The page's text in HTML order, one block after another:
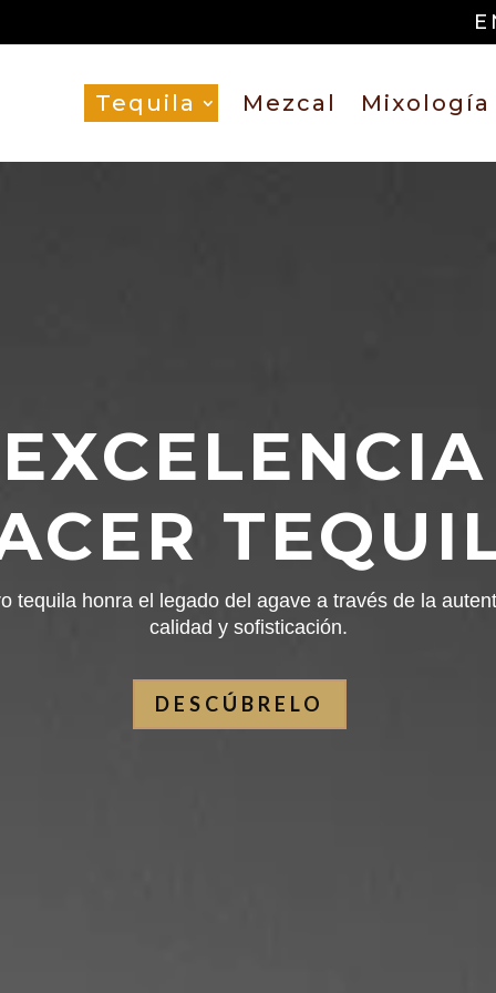
Tequila Mezcal Mixología
tequila honra el legado del agave a través de la
calidad y sofisticación.
DESCÚBRELO